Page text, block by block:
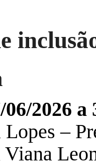
06/2026 a
–
Viana